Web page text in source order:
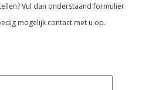
Vul dan onderstaand formulier
mogelijk contact met u op.